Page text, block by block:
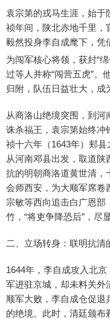
袁宗第的戎马生涯，始
祯年间，陕北赤地千里，
毅然投身李自成麾下，凭
为闯军核心将领，获封“
过等人并称“闯营五虎”。
归附，队伍日益壮大，成
从商洛山绝境突围，到
诛杀福王，袁宗第始终冲
祯十六年（1643年）郏县
从河南邓县出发，取道
抗的明朝商洛道黄世清，
会师西安，为大顺军席卷
宗敏等西向追击白广恩部
竹，“将吏争降恐后”，尽
二、立场转身：联明抗清
1644年，李自成攻入北
军进驻京城，却未料关外
顺军大败，李自成仓促退
的绝境。此时，清廷颁布